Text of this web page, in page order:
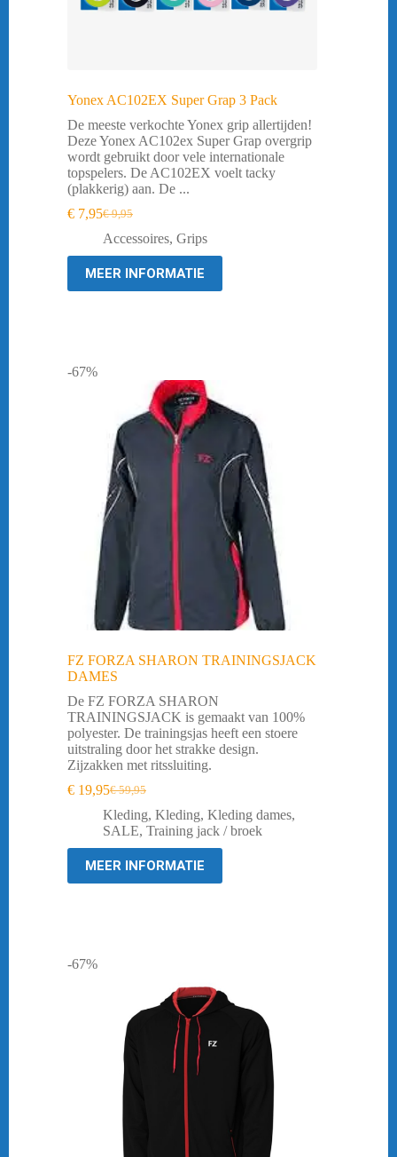
Yonex AC102EX Super Grap 3 Pack
De meeste verkochte Yonex grip allertijden!
Deze Yonex AC102ex Super Grap overgrip
wordt gebruikt door vele internationale
topspelers. De AC102EX voelt tacky
(plakkerig) aan. De ...
€9,95
Oorspronkelijke
prijs
was:
€ 9,95.
€ 7,95Huidige
prijs
is:
€ 7,95.
Accessoires, Grips
MEER INFORMATIE
-67%
FZ FORZA SHARON TRAININGSJACK
DAMES
De FZ FORZA SHARON
TRAININGSJACK is gemaakt van 100%
polyester. De trainingsjas heeft een stoere
uitstraling door het strakke design.
Zijzakken met ritssluiting.
€59,95
Oorspronkelijke
prijs
was:
€ 59,95.
€ 19,95Huidige
prijs
is:
€ 19,95.
Kleding, Kleding, Kleding dames,
SALE, Training jack / broek
MEER INFORMATIE
-67%